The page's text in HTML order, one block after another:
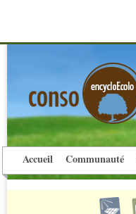
Accueil Communauté